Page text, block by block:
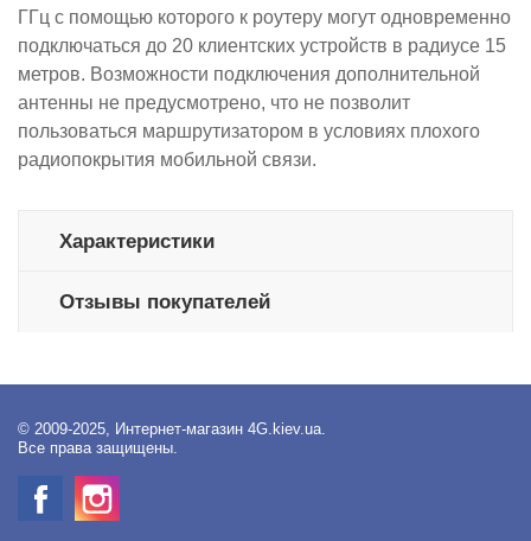
ГГц с помощью которого к роутеру могут одновременно
подключаться до 20 клиентских устройств в радиусе 15
метров. Возможности подключения дополнительной
антенны не предусмотрено, что не позволит
пользоваться маршрутизатором в условиях плохого
радиопокрытия мобильной связи.
Характеристики
Отзывы покупателей
© 2009-2025, Интернет-магазин 4G.kiev.ua.
Все права защищены.